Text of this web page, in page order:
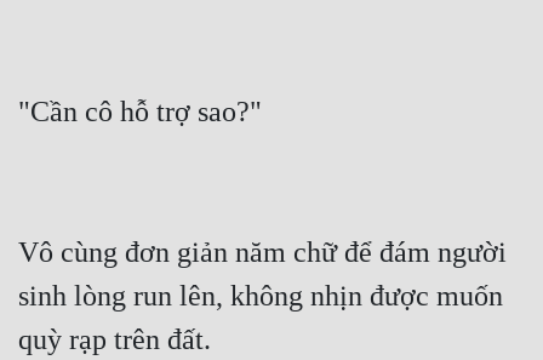
"Cần cô hỗ trợ sao?"
Vô cùng đơn giản năm chữ để đám người
sinh lòng run lên, không nhịn được muốn
quỳ rạp trên đất.